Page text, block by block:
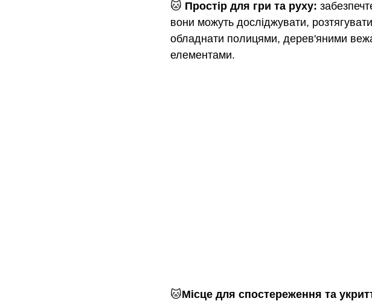
🐱 Простір для гри та руху:
вони можуть досліджувати,
обладнати полицями, дерев'яними
елементами.
🐱Місце для спостереження та